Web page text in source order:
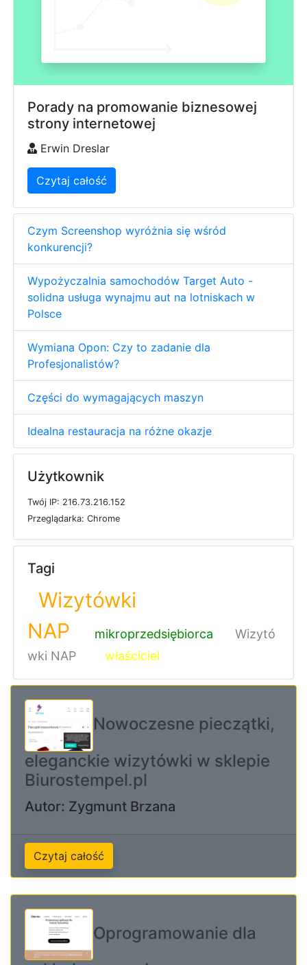
Porady na promowanie biznesowej
strony internetowej
Erwin Dreslar
Czytaj całość
Czym Screenshop wyróżnia się wśród
konkurencji?
Wypożyczalnia samochodów Target Auto -
solidna usługa wynajmu aut na lotniskach w
Polsce
Wymiana Opon: Czy to zadanie dla
Profesjonalistów?
Części do wymagających maszyn
Idealna restauracja na różne okazje
Użytkownik
Twój IP: 216.73.216.152
Przeglądarka: Chrome
Tagi
Wizytówki
NAP
mikroprzedsiębiorca
Wizytó
wki NAP
właściciel
Nowoczesne pieczątki,
eleganckie wizytówki w sklepie
Biurostempel.pl
Autor: Zygmunt Brzana
Czytaj całość
Oprogramowanie dla